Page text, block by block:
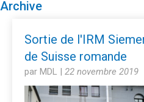
Archive
Sortie de l'IRM
de Suisse romande
par MDL | 22 novembre 2019